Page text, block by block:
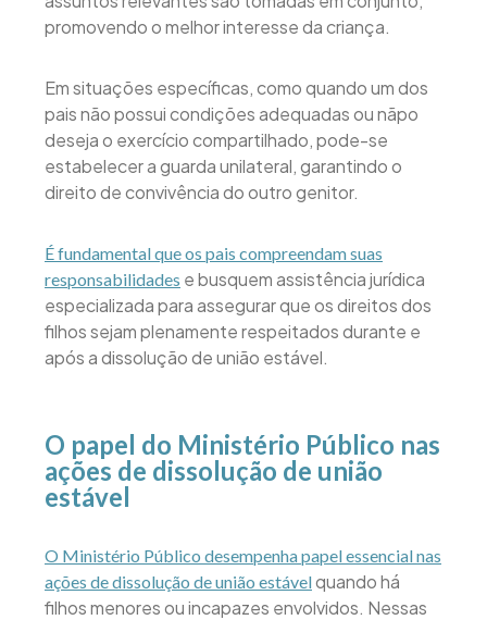
promovendo o melhor interesse da criança.
Em situações específicas, como quando um dos
pais não possui condições adequadas ou nãpo
deseja o exercício compartilhado, pode-se
estabelecer a guarda unilateral, garantindo o
direito de convivência do outro genitor.
É fundamental que os pais compreendam suas
responsabilidades e busquem assistência jurídica
especializada para assegurar que os direitos dos
filhos sejam plenamente respeitados durante e
após a dissolução de união estável.
O papel do Ministério Público nas
ações de dissolução de união
estável
O Ministério Público desempenha papel essencial nas
ações de dissolução de união estávelquando há
filhos menores ou incapazes envolvidos. Nessas